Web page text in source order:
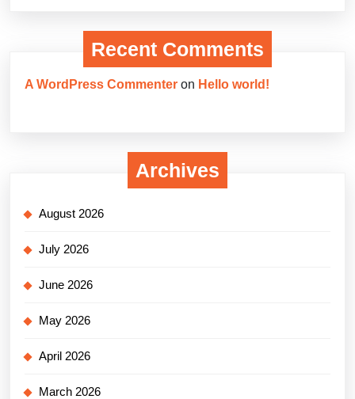
Recent Comments
A WordPress Commenter on Hello world!
Archives
August 2026
July 2026
June 2026
May 2026
April 2026
March 2026